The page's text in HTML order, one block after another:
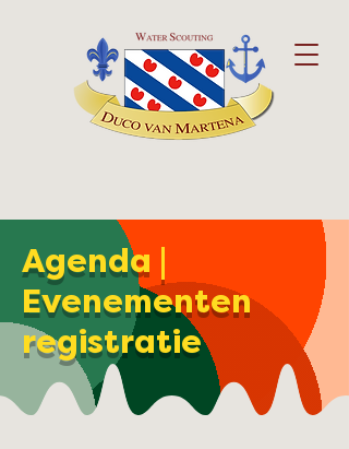
Agenda |
Evenementen
registratie